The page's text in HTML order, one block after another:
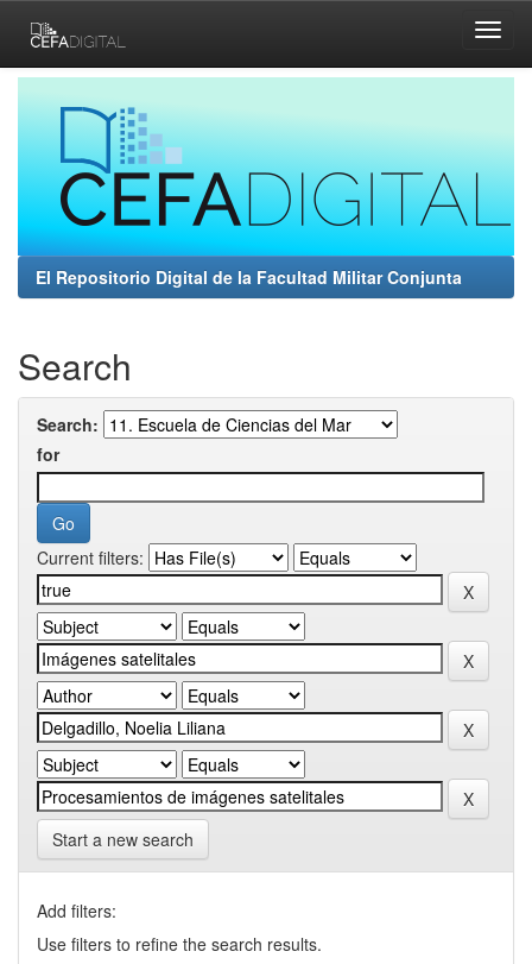
navigation
El Repositorio Digital de la Facultad Militar Conjunta
Search
Search:
for
Current filters:
Start a new search
Add filters:
Use filters to refine the search results.